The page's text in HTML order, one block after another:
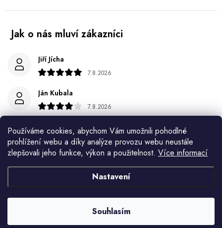
Používáme cookies, abychom Vám umožnili pohodlné
prohlížení webu a díky analýze provozu webu neustále
zlepšovali jeho funkce, výkon a použitelnost. Více informací
Nastavení
Souhlasím
Jiří Jícha
7.8.2026
Ján Kubala
7.8.2026
anglicky .
Gabriela Březinová Vágnerová
5.8.2026
HELENA MINAŘÍKOVÁ